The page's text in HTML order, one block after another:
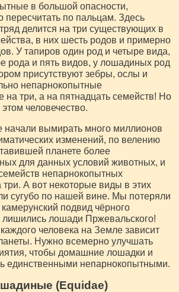
в большой опасности,
пересчитать по пальцам. Здесь
делится на три существующих в
в них шесть родов и примерно
У тапиров один род и четыре вида,
рода и пять видов, у лошадиных род
присутствуют зебры, ослы и
непарнокопытные
на три, а на пятнадцать семейств! Но
человечество.
начали вымирать много миллионов
изменений, по велению
планете более
для данных условий животных, и
непарнокопытных
три. А вот некоторые виды в этих
сугубо по нашей вине. Мы потеряли
подвид чёрного
лишились лошади Пржевальского!
человека на Земле зависит
Нужно всемерно улучшать
чтобы домашние лошадки и
единственными непарнокопытными.
(Equidae)